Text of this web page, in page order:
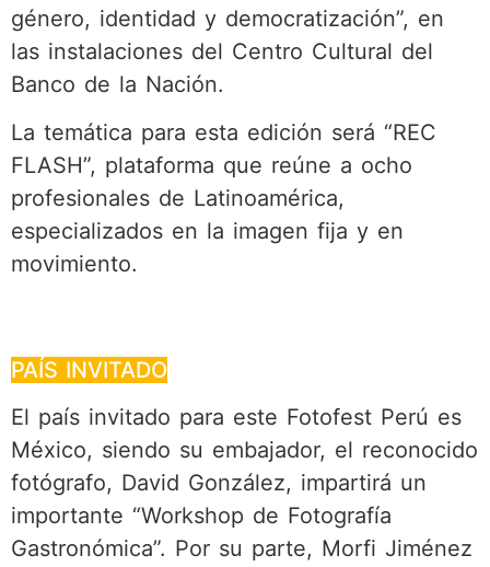
género, identidad y democratización”, en
las instalaciones del Centro Cultural del
Banco de la Nación.
La temática para esta edición será “REC
FLASH”, plataforma que reúne a ocho
profesionales de Latinoamérica,
especializados en la imagen fija y en
movimiento.
PAÍS INVITADO
El país invitado para este Fotofest Perú es
México, siendo su embajador, el reconocido
fotógrafo, David González, impartirá un
importante “Workshop de Fotografía
Gastronómica”. Por su parte, Morfi Jiménez